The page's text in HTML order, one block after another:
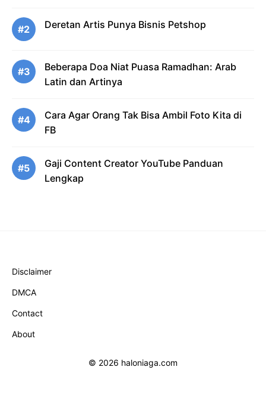
#2 Deretan Artis Punya Bisnis Petshop
#3
Beberapa Doa Niat Puasa Ramadhan: Arab
Latin dan Artinya
#4
Cara Agar Orang Tak Bisa Ambil Foto Kita di
FB
#5
Gaji Content Creator YouTube Panduan
Lengkap
Disclaimer
DMCA
Contact
About
© 2026 haloniaga.com